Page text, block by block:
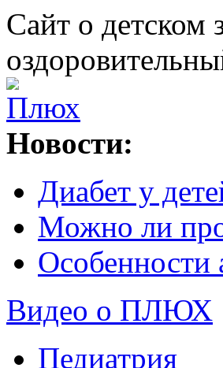
Сайт о детском
Новости:
Диабет у
Можно ли
Особенности
Видео о ПЛЮХ
Педиатрия